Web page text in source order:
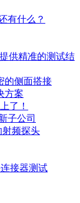
有什么？
供精准的测试结
的侧面搭接
方案
了！
子公司
射频探头
接器测试